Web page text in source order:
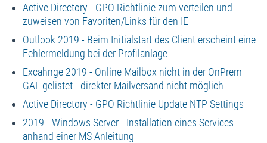
Active Directory - GPO Richtlinie zum verteilen und
zuweisen von Favoriten/Links für den IE
Outlook 2019 - Beim Initialstart des Client erscheint eine
Fehlermeldung bei der Profilanlage
Excahnge 2019 - Online Mailbox nicht in der OnPrem
GAL gelistet - direkter Mailversand nicht möglich
Active Directory - GPO Richtlinie Update NTP Settings
2019 - Windows Server - Installation eines Services
anhand einer MS Anleitung